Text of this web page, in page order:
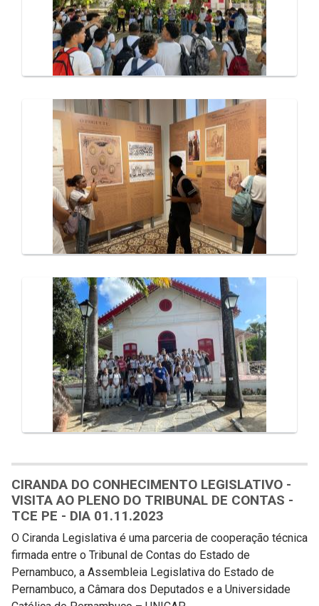
CIRANDA DO CONHECIMENTO LEGISLATIVO -
VISITA AO PLENO DO TRIBUNAL DE CONTAS -
TCE PE - DIA 01.11.2023
O Ciranda Legislativa é uma parceria de cooperação técnica
firmada entre o Tribunal de Contas do Estado de
Pernambuco, a Assembleia Legislativa do Estado de
Pernambuco, a Câmara dos Deputados e a Universidade